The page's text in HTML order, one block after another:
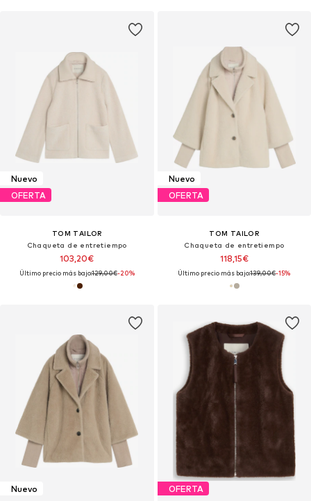
Nuevo
OFERTA
TOM TAILOR
Chaqueta de entretiempo
103,20€
Último precio más bajo:129,00€-20%
Nuevo
OFERTA
TOM TAILOR
Chaqueta de entretiempo
118,15€
Último precio más bajo:139,00€-15%
Nuevo OFERTA